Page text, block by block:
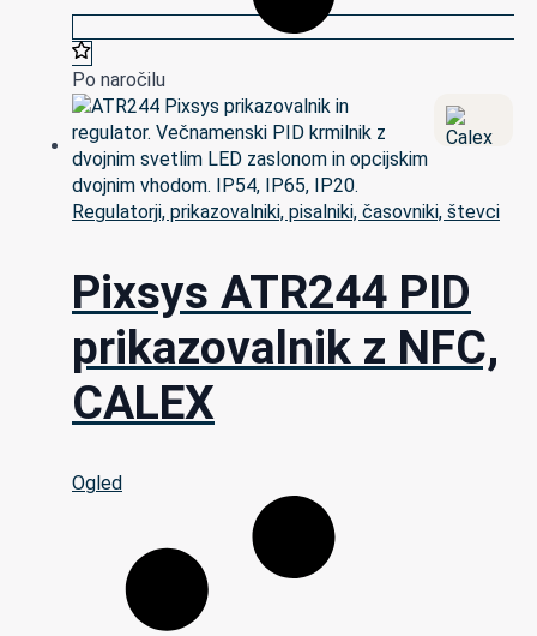
Po naročilu
Regulatorji, prikazovalniki, pisalniki, časovniki, števci
Pixsys ATR244 PID
prikazovalnik z NFC,
CALEX
Ogled